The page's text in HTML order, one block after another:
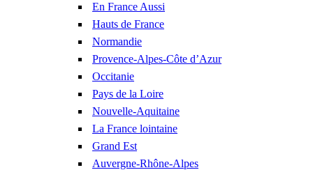
En France Aussi
Hauts de France
Normandie
Provence-Alpes-Côte d’Azur
Occitanie
Pays de la Loire
Nouvelle-Aquitaine
La France lointaine
Grand Est
Auvergne-Rhône-Alpes